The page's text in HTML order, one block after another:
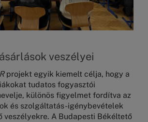
veszélyei
projekt egyik kiemelt célja, hogy a
tudatos fogyasztói
különös figyelmet fordítva az
és szolgáltatás-igénybevételek
veszélyekre. A Budapesti Békéltető